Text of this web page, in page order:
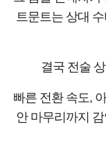
트문트는 상대
결국 전술
빠른 전환 속도,
안 마무리까지